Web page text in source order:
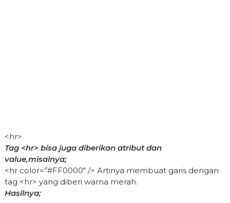
<hr>
Tag <hr> bisa juga diberikan atribut dan
value,misalnya;
<hr color=”#FF0000″ /> Artinya membuat garis dengan
tag <hr> yang diberi warna merah.
Hasilnya;